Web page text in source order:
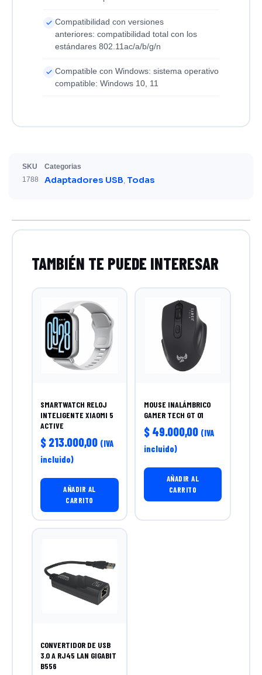
Compatibilidad con versiones
anteriores: compatibilidad total con los
estándares 802.11ac/a/b/g/n
Compatible con Windows: sistema operativo
compatible: Windows 10, 11
SKU
1788
Categorias
Adaptadores USB, Todas
SMARTWATCH RELOJ
INTELIGENTE XIAOMI 5
ACTIVE
$ 213.000,00 (IVA
incluido)
AÑADIR AL
CARRITO
MOUSE INALÁMBRICO
GAMER TECH GT 01
$49.000,00 (IVA
incluido)
AÑADIR AL
CARRITO
CONVERTIDOR DE USB
3.0 A RJ45 LAN GIGABIT
B556